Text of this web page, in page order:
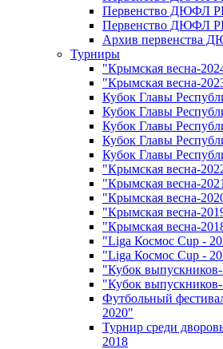
Первенство ДЮФЛ
Первенство ДЮФЛ
Архив первенства
Турниры
"Крымская весна-
"Крымская весна-
Кубок Главы
Кубок Главы
Кубок Главы
Кубок Главы
Кубок Главы
"Крымская весна-
"Крымская весна-
"Крымская весна-
"Крымская весна-
"Крымская весна-
"Liga Космос Cup -
"Liga Космос Cup -
"Кубок
"Кубок
Футбольный
2020"
Турнир среди
2018